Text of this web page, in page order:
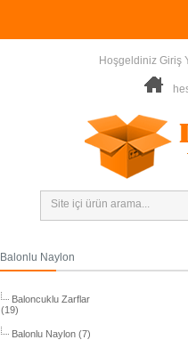
Hoşgeldiniz Giriş
Balonlu Naylon
Baloncuklu Zarflar
(19)
Balonlu Naylon (7)